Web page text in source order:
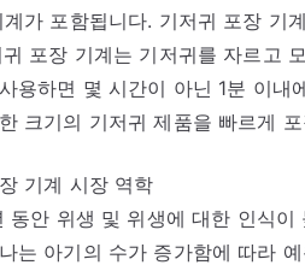
가 포함됩니다. 기저귀 포장 기
포장 기계는 기저귀를 자르고
용하면 몇 시간이 아닌 1분 이
크기의 기저귀 제품을 빠르게
기계 시장 역학
동안 위생 및 위생에 대한 인식
는 아기의 수가 증가함에 따라